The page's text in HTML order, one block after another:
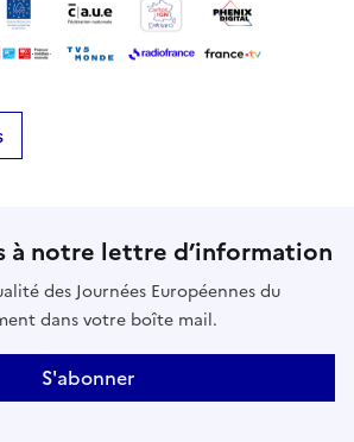
à notre lettre d’information
des Journées Européennes du
dans votre boîte mail.
S'abonner